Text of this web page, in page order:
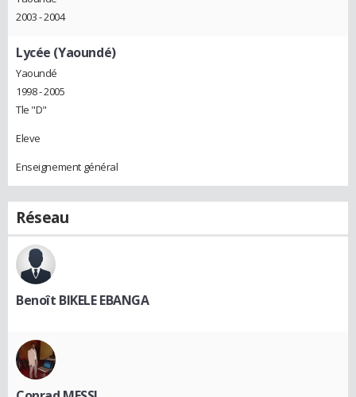
2003 - 2004
Lycée (Yaoundé)
Yaoundé
1998 - 2005
Tle "D"
Eleve
Enseignement général
Réseau
Benoît BIKELE EBANGA